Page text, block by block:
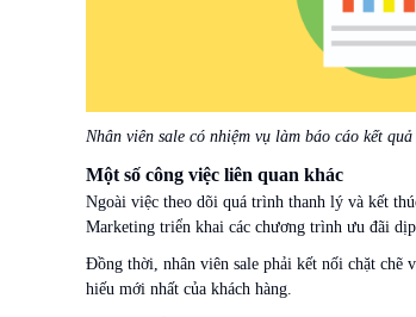
Nhân viên sale có nhiệm vụ làm báo cáo kết
Một số công việc liên quan khác
Ngoài việc theo dõi quá trình thanh lý và kết
Marketing triển khai các chương trình ưu đãi
Đồng thời, nhân viên sale phải kết nối chặt chẽ
hiếu mới nhất của khách hàng.